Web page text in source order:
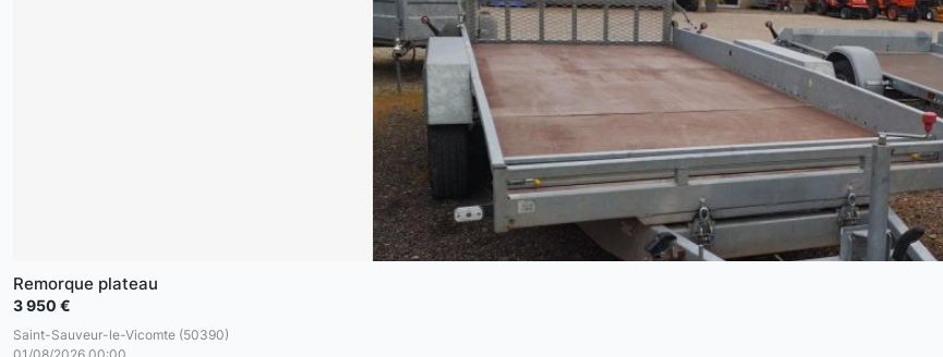
Remorque plateau
3 950 €
Saint-Sauveur-le-Vicomte (50390)